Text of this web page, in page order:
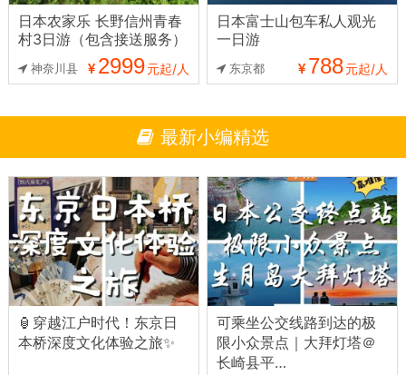
日本农家乐 长野信州青春
村3日游（包含接送服务）
神奈川县 2999元起/人
日本富士山包车私人观光
一日游
东京都 788元起/人
最新小编精选
🏮穿越江户时代！东京日
本桥深度文化体验之旅✨
可乘坐公交线路到达的极
限小众景点｜大拜灯塔＠
长崎县平…